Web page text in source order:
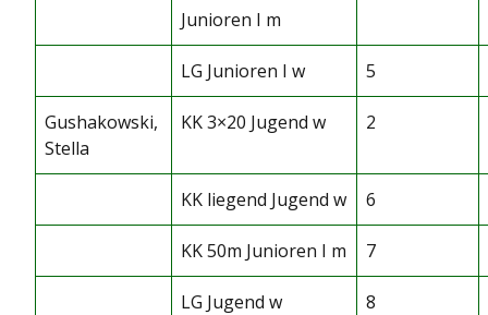
Junioren I m
LG Junioren I w 5
Gushakowski,
Stella
KK 3×20 Jugend w 2
KK liegend Jugend w 6
KK 50m Junioren I m 7
LG Jugend w 8